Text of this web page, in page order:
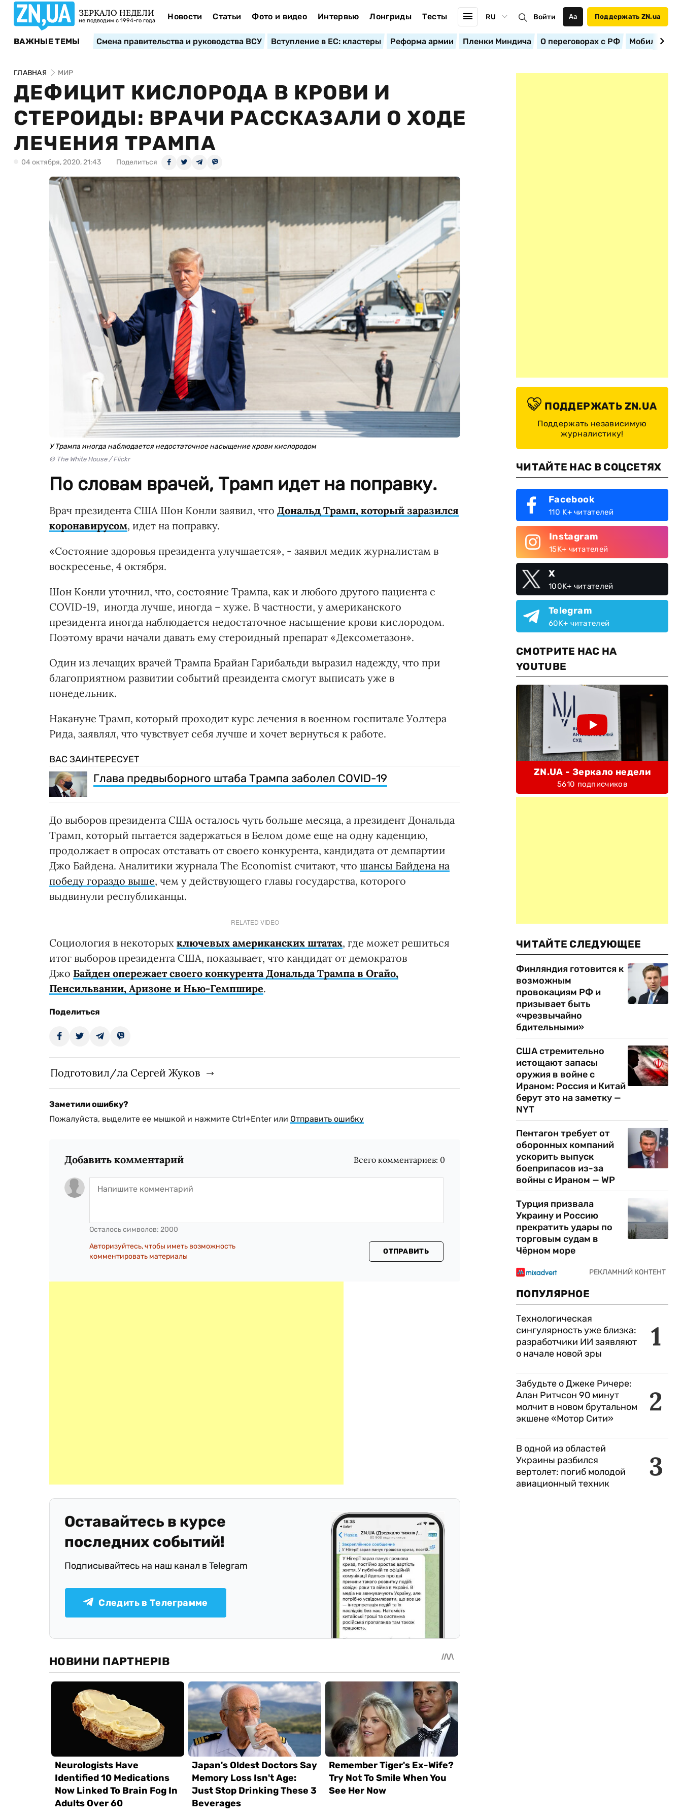
ЗЕРКАЛО НЕДЕЛИ
не подводим с 1994-го года Новости Статьи Фото и видео Интервью Лонгриды Тесты RU Войти Аа Поддержать ZN.ua
ВАЖНЫЕ ТЕМЫ Смена правительства и руководства ВСУ Вступление в ЕС: кластеры Реформа армии Пленки Миндича О переговорах с РФ
ГЛАВНАЯ МИР
ДЕФИЦИТ КИСЛОРОДА В КРОВИ И
СТЕРОИДЫ: ВРАЧИ РАССКАЗАЛИ О ХОДЕ
ЛЕЧЕНИЯ ТРАМПА
04 октября, 2020, 21:43 Поделиться
У Трампа иногда наблюдается недостаточное насыщение крови кислородом
© The White House / Flickr
По словам врачей, Трамп идет на поправку.
Врач президента США Шон Конли заявил, что Дональд Трамп, который заразился
коронавирусом, идет на поправку.
«Состояние здоровья президента улучшается», - заявил медик журналистам в
воскресенье, 4 октября.
Шон Конли уточнил, что, состояние Трампа, как и любого другого пациента с
COVID-19, иногда лучше, иногда – хуже. В частности, у американского
президента иногда наблюдается недостаточное насыщение крови кислородом.
Поэтому врачи начали давать ему стероидный препарат «Дексометазон».
Один из лечащих врачей Трампа Брайан Гарибальди выразил надежду, что при
благоприятном развитии событий президента смогут выписать уже в
понедельник.
Накануне Трамп, который проходит курс лечения в военном госпитале Уолтера
Рида, заявлял, что чувствует себя лучше и хочет вернуться к работе.
ВАС ЗАИНТЕРЕСУЕТ
Глава предвыборного штаба Трампа заболел COVID-19
До выборов президента США осталось чуть больше месяца, а президент Дональда
Трамп, который пытается задержаться в Белом доме еще на одну каденцию,
продолжает в опросах отставать от своего конкурента, кандидата от демпартии
Джо Байдена. Аналитики журнала The Economist считают, что шансы Байдена на
победу гораздо выше, чем у действующего главы государства, которого
выдвинули республиканцы.
RELATED VIDEO
Социология в некоторых ключевых американских штатах, где может решиться
итог выборов президента США, показывает, что кандидат от демократов
Джо Байден опережает своего конкурента Дональда Трампа в Огайо,
Пенсильвании, Аризоне и Нью-Гемпшире.
Поделиться
Подготовил/ла Сергей Жуков
Заметили ошибку?
Пожалуйста, выделите ее мышкой и нажмите Ctrl+Enter или Отправить ошибку
Добавить комментарий Всего комментариев: 0
Осталось символов: 2000
Авторизуйтесь, чтобы иметь возможность
комментировать материалы
ОТПРАВИТЬ
Оставайтесь в курсе
последних событий!
Подписывайтесь на наш канал в Telegram
Следить в Телеграмме
ПОДДЕРЖАТЬ ZN.UA
Поддержать независимую
журналистику!
ЧИТАЙТЕ НАС В СОЦСЕТЯХ
Facebook
110 K+ читателей
Instagram
15K+ читателей
X
100K+ читателей
Telegram
60K+ читателей
СМОТРИТЕ НАС НА
YOUTUBE
ZN.UA - Зеркало недели
5610 подписчиков
ЧИТАЙТЕ СЛЕДУЮЩЕЕ
Финляндия готовится к
возможным
провокациям РФ и
призывает быть
«чрезвычайно
бдительными»
США стремительно
истощают запасы
оружия в войне с
Ираном: Россия и Китай
берут это на заметку —
NYT
Пентагон требует от
оборонных компаний
ускорить выпуск
боеприпасов из-за
войны с Ираном — WP
Турция призвала
Украину и Россию
прекратить удары по
торговым судам в
Чёрном море
ПОПУЛЯРНОЕ
1
Технологическая
сингулярность уже близка:
разработчики ИИ заявляют
о начале новой эры
2
Забудьте о Джеке Ричере:
Алан Ритчсон 90 минут
молчит в новом брутальном
экшене «Мотор Сити»
3
В одной из областей
Украины разбился
вертолет: погиб молодой
авиационный техник